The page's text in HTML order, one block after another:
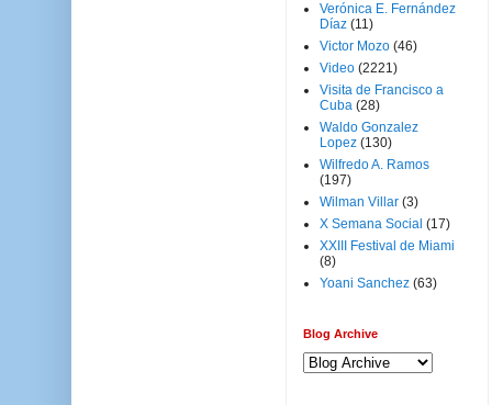
Verónica E. Fernández
Díaz (11)
Victor Mozo (46)
Video (2221)
Visita de Francisco a
Cuba (28)
Waldo Gonzalez
Lopez (130)
Wilfredo A. Ramos
(197)
Wilman Villar (3)
X Semana Social (17)
XXIII Festival de Miami
(8)
Yoani Sanchez (63)
Blog Archive